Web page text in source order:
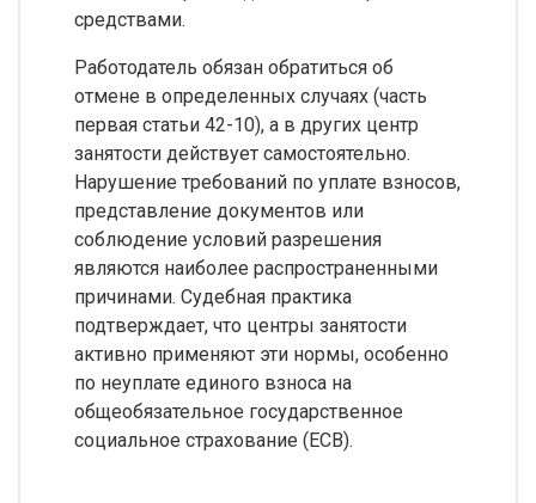
средствами.
Работодатель обязан обратиться об
отмене в определенных случаях (часть
первая статьи 42-10), а в других центр
занятости действует самостоятельно.
Нарушение требований по уплате взносов,
представление документов или
соблюдение условий разрешения
являются наиболее распространенными
причинами. Судебная практика
подтверждает, что центры занятости
активно применяют эти нормы, особенно
по неуплате единого взноса на
общеобязательное государственное
социальное страхование (ЕСВ).